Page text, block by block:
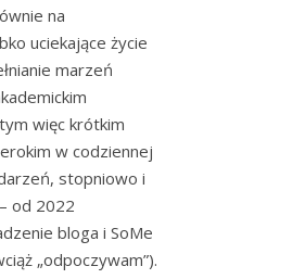
na
uciekające życie
marzeń
więc krótkim
w codziennej
stopniowo i
od 2022
bloga i SoMe
„odpoczywam”).